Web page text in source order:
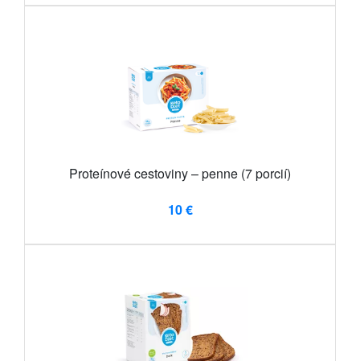
Proteínové cestoviny – penne (7 porcií)
10 €